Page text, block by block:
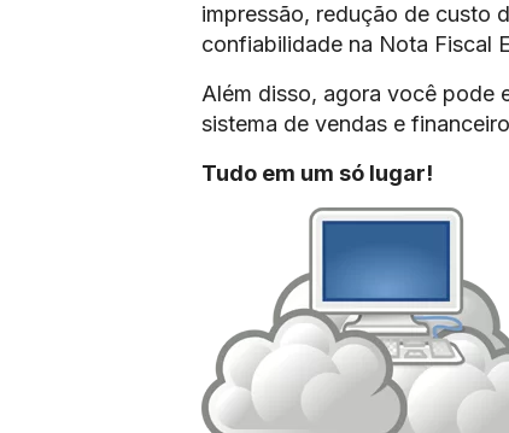
impressão, redução de custo
confiabilidade na Nota Fiscal
Além disso, agora você pode
sistema de vendas e
Tudo em um só lugar!